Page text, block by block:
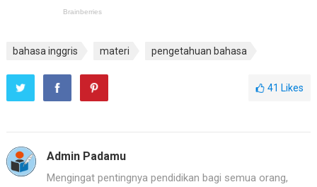
bahasa inggris materi pengetahuan bahasa
41Likes
Admin Padamu
Mengingat pentingnya pendidikan bagi semua orang,